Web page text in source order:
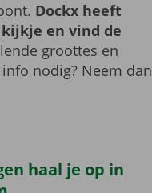
Dockx heeft
en vind de
groottes en
nodig? Neem dan
haal je op in